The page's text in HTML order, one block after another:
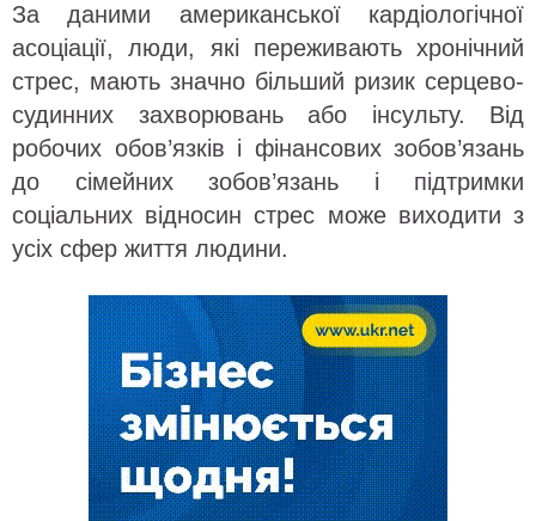
За даними американської кардіологічної
асоціації, люди, які переживають хронічний
стрес, мають значно більший ризик серцево-
судинних захворювань або інсульту. Від
робочих обов’язків і фінансових зобов’язань
до сімейних зобов’язань і підтримки
соціальних відносин стрес може виходити з
усіх сфер життя людини.